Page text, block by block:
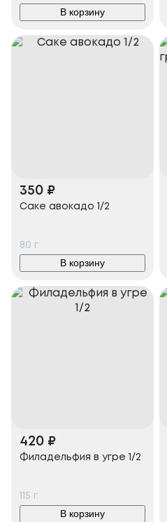
В корзину
350 ₽
Саке авокадо 1/2
80 г
В корзину
420 ₽
Филадельфия в угре 1/2
115 г
В корзину